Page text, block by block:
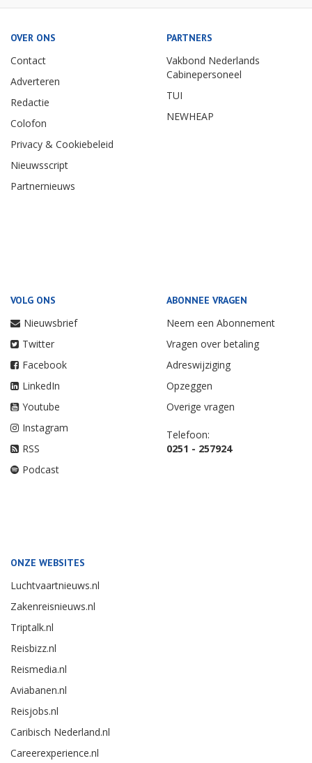
OVER ONS
Contact
Adverteren
Redactie
Colofon
Privacy & Cookiebeleid
Nieuwsscript
Partnernieuws
PARTNERS
Vakbond Nederlands
Cabinepersoneel
TUI
NEWHEAP
VOLG ONS
Nieuwsbrief
Twitter
Facebook
LinkedIn
Youtube
Instagram
RSS
Podcast
ABONNEE VRAGEN
Neem een Abonnement
Vragen over betaling
Adreswijziging
Opzeggen
Overige vragen
Telefoon:
0251 - 257924
ONZE WEBSITES
Luchtvaartnieuws.nl
Zakenreisnieuws.nl
Triptalk.nl
Reisbizz.nl
Reismedia.nl
Aviabanen.nl
Reisjobs.nl
Caribisch Nederland.nl
Careerexperience.nl